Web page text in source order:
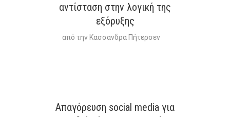
αντίσταση στην λογική της
εξόρυξης
από την Κασσανδρα Πήτερσεν
Απαγόρευση social media για